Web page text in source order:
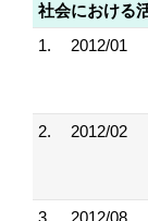
社会における
1.
2012/01
2. 2012/02
3. 2012/08